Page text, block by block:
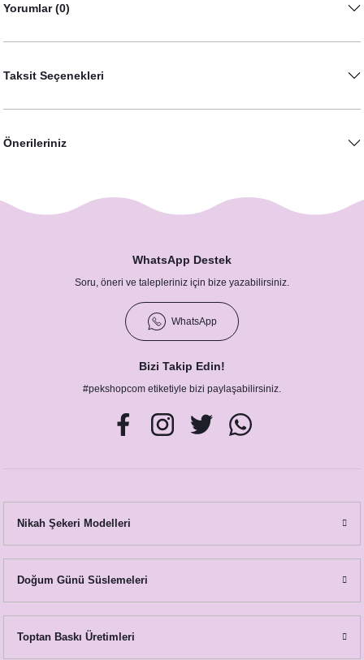
Yorumlar (0)
Taksit Seçenekleri
Önerileriniz
WhatsApp Destek
Soru, öneri ve talepleriniz için bize yazabilirsiniz.
WhatsApp
Bizi Takip Edin!
#pekshopcom etiketiyle bizi paylaşabilirsiniz.
Nikah Şekeri Modelleri
Doğum Günü Süslemeleri
Toptan Baskı Üretimleri